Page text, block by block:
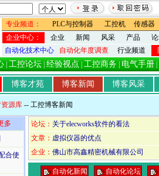
专业频道：
PLC与控制器 工控机
传感器
企业中心：
企业 新闻 风采 产品
自动化技术中心
自动化年度调查 行业频道
工控论坛 经验视点 工控商务 电气手册
博客才苑 博客新闻 博客风采
源库 -- 工控博客新闻
多
合使
论坛： 关于elecworks软件的看法
文章： 虚拟仪器的优点
企业： 佛山市高鑫精密机械有限公司
自动化新闻 自动化论坛